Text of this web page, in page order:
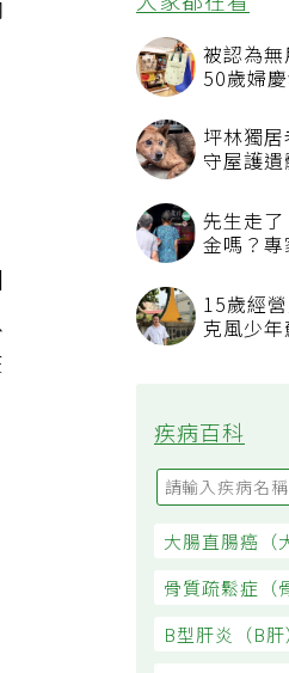
大家都在看
被認為
50歲婦
坪林獨
守屋護
先生走
15歲經
克風少
疾病百科